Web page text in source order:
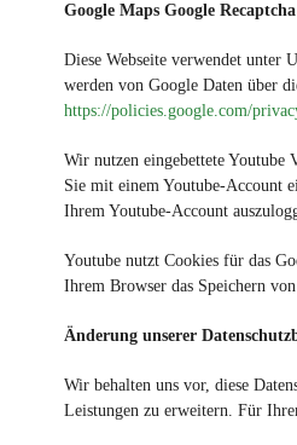
Google Maps Google
Diese Webseite verwendet unter
werden von Google Daten über
https://policies.google.com/
Wir nutzen eingebettete
Sie mit einem Youtube-Account
Ihrem Youtube-Account
Youtube nutzt Cookies für das
Ihrem Browser das Speichern
Änderung unserer
Wir behalten uns vor, diese
Leistungen zu erweitern. Für